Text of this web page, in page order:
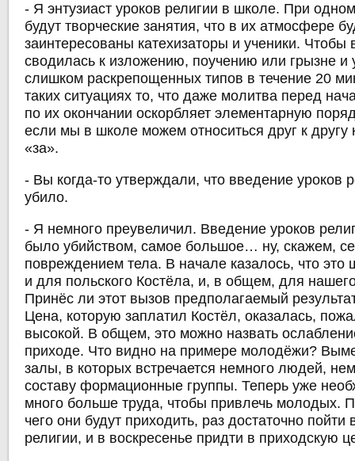
- Я энтузиаст уроков религии в школе. При
будут творческие занятия, что в их атмосфере
заинтересованы катехизаторы и ученики. Чтобы
сводилась к изложению, поучению или грызне и
слишком раскрепощенных типов в течение 20
таких ситуациях то, что даже молитва перед
по их окончании оскорбляет элементарную
если мы в школе можем относиться друг к другу
«за».
- Вы когда-то утверждали, что введение уроков
убило.
- Я немного преувеличил. Введение уроков
было убийством, самое большое… ну, скажем,
повреждением тела. В начале казалось, что
и для польского Костёла, и, в общем, для
Принёс ли этот вызов предполагаемый
Цена, которую заплатил Костёл, оказалась,
высокой. В общем, это можно назвать
приходе. Что видно на примере молодёжи?
залы, в которых встречается немного людей,
составу формационные группы. Теперь уже
много больше труда, чтобы привлечь молодых.
чего они будут приходить, раз достаточно пойти
религии, и в воскресенье придти в приходскую